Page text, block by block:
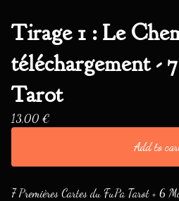
Tirage 1 : Le
téléchargement -
Tarot
13,00 €
Add to
7 Premières Cartes du FuPa Tarot + 6